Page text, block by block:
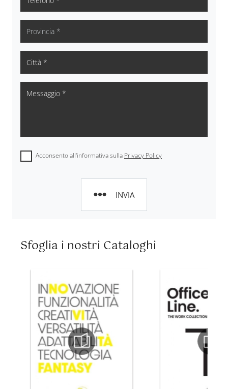
Acconsento all'informativa sulla Privacy Policy
INVIA
Sfoglia i nostri Cataloghi